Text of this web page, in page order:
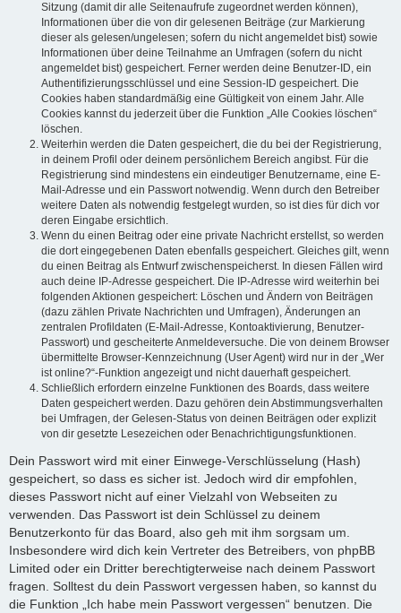
Sitzung (damit dir alle Seitenaufrufe zugeordnet werden können),
Informationen über die von dir gelesenen Beiträge (zur Markierung
dieser als gelesen/ungelesen; sofern du nicht angemeldet bist) sowie
Informationen über deine Teilnahme an Umfragen (sofern du nicht
angemeldet bist) gespeichert. Ferner werden deine Benutzer-ID, ein
Authentifizierungsschlüssel und eine Session-ID gespeichert. Die
Cookies haben standardmäßig eine Gültigkeit von einem Jahr. Alle
Cookies kannst du jederzeit über die Funktion „Alle Cookies löschen“
löschen.
Weiterhin werden die Daten gespeichert, die du bei der Registrierung,
in deinem Profil oder deinem persönlichem Bereich angibst. Für die
Registrierung sind mindestens ein eindeutiger Benutzername, eine E-
Mail-Adresse und ein Passwort notwendig. Wenn durch den Betreiber
weitere Daten als notwendig festgelegt wurden, so ist dies für dich vor
deren Eingabe ersichtlich.
Wenn du einen Beitrag oder eine private Nachricht erstellst, so werden
die dort eingegebenen Daten ebenfalls gespeichert. Gleiches gilt, wenn
du einen Beitrag als Entwurf zwischenspeicherst. In diesen Fällen wird
auch deine IP-Adresse gespeichert. Die IP-Adresse wird weiterhin bei
folgenden Aktionen gespeichert: Löschen und Ändern von Beiträgen
(dazu zählen Private Nachrichten und Umfragen), Änderungen an
zentralen Profildaten (E-Mail-Adresse, Kontoaktivierung, Benutzer-
Passwort) und gescheiterte Anmeldeversuche. Die von deinem Browser
übermittelte Browser-Kennzeichnung (User Agent) wird nur in der „Wer
ist online?“-Funktion angezeigt und nicht dauerhaft gespeichert.
Schließlich erfordern einzelne Funktionen des Boards, dass weitere
Daten gespeichert werden. Dazu gehören dein Abstimmungsverhalten
bei Umfragen, der Gelesen-Status von deinen Beiträgen oder explizit
von dir gesetzte Lesezeichen oder Benachrichtigungsfunktionen.
Dein Passwort wird mit einer Einwege-Verschlüsselung (Hash)
gespeichert, so dass es sicher ist. Jedoch wird dir empfohlen,
dieses Passwort nicht auf einer Vielzahl von Webseiten zu
verwenden. Das Passwort ist dein Schlüssel zu deinem
Benutzerkonto für das Board, also geh mit ihm sorgsam um.
Insbesondere wird dich kein Vertreter des Betreibers, von phpBB
Limited oder ein Dritter berechtigterweise nach deinem Passwort
fragen. Solltest du dein Passwort vergessen haben, so kannst du
die Funktion „Ich habe mein Passwort vergessen“ benutzen. Die